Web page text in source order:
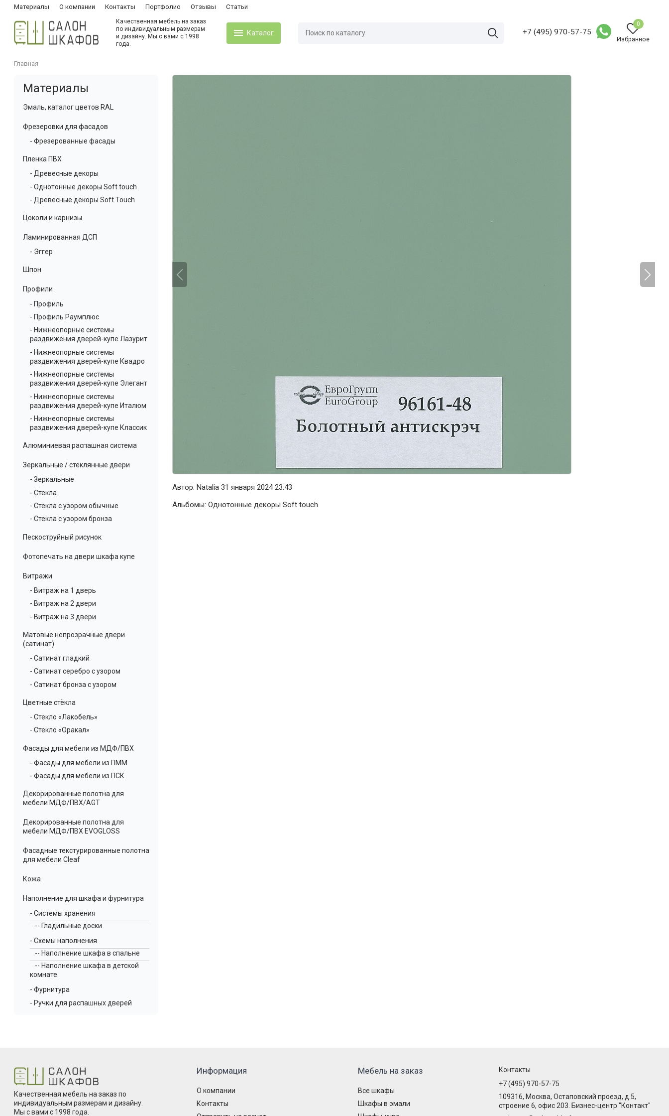
Материалы О компании Контакты Портфолио Отзывы Статьи
Качественная мебель на заказ
по индивидуальным размерам
и дизайну. Мы с вами с 1998
года.
Каталог +7 (495) 970-57-75
0
Избранное
Главная
Материалы
Эмаль, каталог цветов RAL
Фрезеровки для фасадов
- Фрезерованные фасады
Пленка ПВХ
- Древесные декоры
- Однотонные декоры Soft touch
- Древесные декоры Soft Touch
Цоколи и карнизы
Ламинированная ДСП
- Эггер
Шпон
Профили
- Профиль
- Профиль Раумплюс
- Нижнеопорные системы
раздвижения дверей-купе Лазурит
- Нижнеопорные системы
раздвижения дверей-купе Квадро
- Нижнеопорные системы
раздвижения дверей-купе Элегант
- Нижнеопорные системы
раздвижения дверей-купе Италюм
- Нижнеопорные системы
раздвижения дверей-купе Классик
Алюминиевая распашная система
Зеркальные / стеклянные двери
- Зеркальные
- Стекла
- Стекла с узором обычные
- Стекла с узором бронза
Пескоструйный рисунок
Фотопечать на двери шкафа купе
Витражи
- Витраж на 1 дверь
- Витраж на 2 двери
- Витраж на 3 двери
Матовые непрозрачные двери
(сатинат)
- Сатинат гладкий
- Сатинат серебро с узором
- Сатинат бронза с узором
Цветные стёкла
- Стекло «Лакобель»
- Стекло «Оракал»
Фасады для мебели из МДФ/ПВХ
- Фасады для мебели из ПММ
- Фасады для мебели из ПСК
Декорированные полотна для
мебели МДФ/ПВХ/AGT
Декорированные полотна для
мебели МДФ/ПВХ EVOGLOSS
Фасадные текстурированные полотна
для мебели Cleaf
Кожа
Наполнение для шкафа и фурнитура
- Системы хранения
-- Гладильные доски
- Схемы наполнения
-- Наполнение шкафа в спальне
-- Наполнение шкафа в детской
комнате
- Фурнитура
- Ручки для распашных дверей
Автор: Natalia 31 января 2024 23:43
Альбомы:Однотонные декоры Soft touch
Качественная мебель на заказ по
индивидуальным размерам и дизайну.
Мы с вами с 1998 года.
Информация
О компании
Контакты
Мебель на заказ
Все шкафы
Шкафы в эмали
Контакты
+7 (495) 970-57-75
109316, Москва, Остаповский проезд, д.5,
строение 6, офис 203. Бизнес-центр "Контакт"